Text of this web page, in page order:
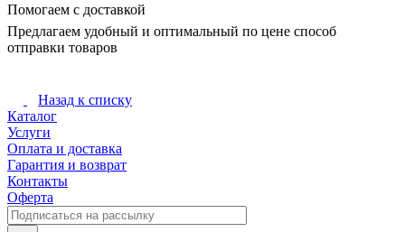
Помогаем с доставкой
Предлагаем удобный и оптимальный по цене способ
отправки товаров
Назад к списку
Каталог
Услуги
Оплата и доставка
Гарантия и возврат
Контакты
Оферта